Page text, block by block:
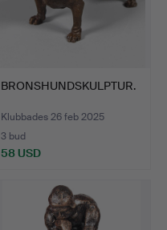
BRONSHUNDSKULPTUR.
Klubbades 26 feb 2025
3 bud
58 USD